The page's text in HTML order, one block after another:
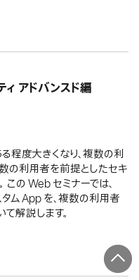
アドバンスド編
程度大きくなり、複数の利
の利用者を前提としたセキ
この Web セミナーでは、
ム App を、複数の利用者
解説します。